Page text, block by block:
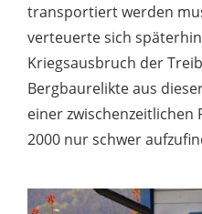
transportiert werden
verteuerte sich
Kriegsausbruch der
Bergbaurelikte aus
einer zwischenzeitlichen
2000 nur schwer